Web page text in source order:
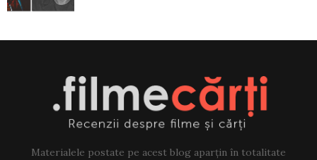
Materialele postate pe acest blog aparțin în totalitate